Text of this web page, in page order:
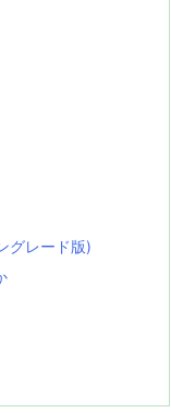
グレード版)